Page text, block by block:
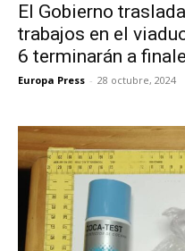
El Gobierno
trabajos en el
6 terminarán a
Europa Press - 28 octubre, 2024